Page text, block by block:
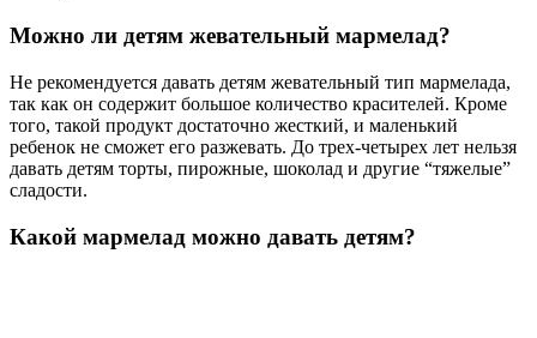
Можно ли детям жевательный мармелад?
Не рекомендуется давать детям жевательный тип мармелада,
так как он содержит большое количество красителей. Кроме
того, такой продукт достаточно жесткий, и маленький
ребенок не сможет его разжевать. До трех-четырех лет нельзя
давать детям торты, пирожные, шоколад и другие “тяжелые”
сладости.
Какой мармелад можно давать детям?